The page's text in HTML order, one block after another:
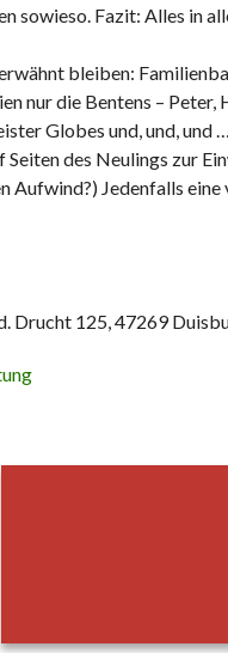
sowieso. Fazit: Alles in
bleiben:
nur die Bentens –
Globes und, und, und
des Neulings zur
Jedenfalls
Drucht 125, 47269